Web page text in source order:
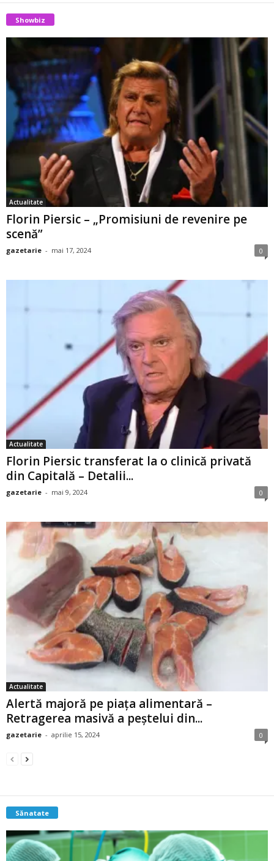
Showbiz
Actualitate
Florin Piersic – „Promisiuni de revenire pe
scenă”
gazetarie - mai 17, 2024 0
Actualitate
Florin Piersic transferat la o clinică privată
din Capitală – Detalii...
gazetarie - mai 9, 2024 0
Actualitate
Alertă majoră pe piața alimentară –
Retragerea masivă a peștelui din...
gazetarie - aprilie 15, 2024 0
Sănatate